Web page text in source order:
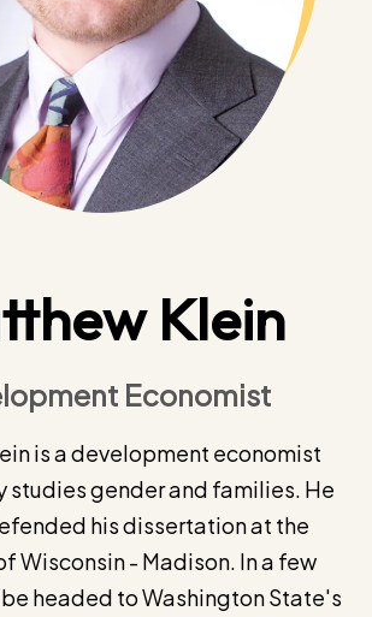
Klein
Economist
is a development economist
studies gender and families. He
his dissertation at the
Wisconsin - Madison. In a few
headed to Washington State's